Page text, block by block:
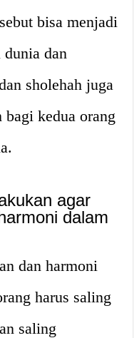
bisa menjadi
dan
sholehah juga
kedua orang
agar
dalam
dan harmoni
harus saling
saling